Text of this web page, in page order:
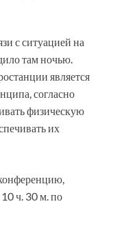
с ситуацией на
там ночью.
является
согласно
физическую
их
ч. 30 м. по